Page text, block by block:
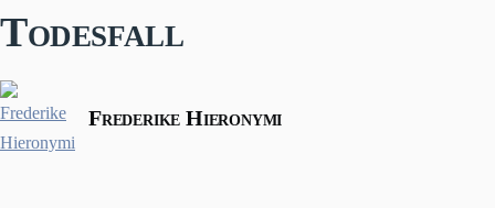
Todesfall
Frederike Hieronymi